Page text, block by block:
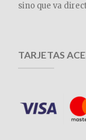
sino que va
TARJETAS